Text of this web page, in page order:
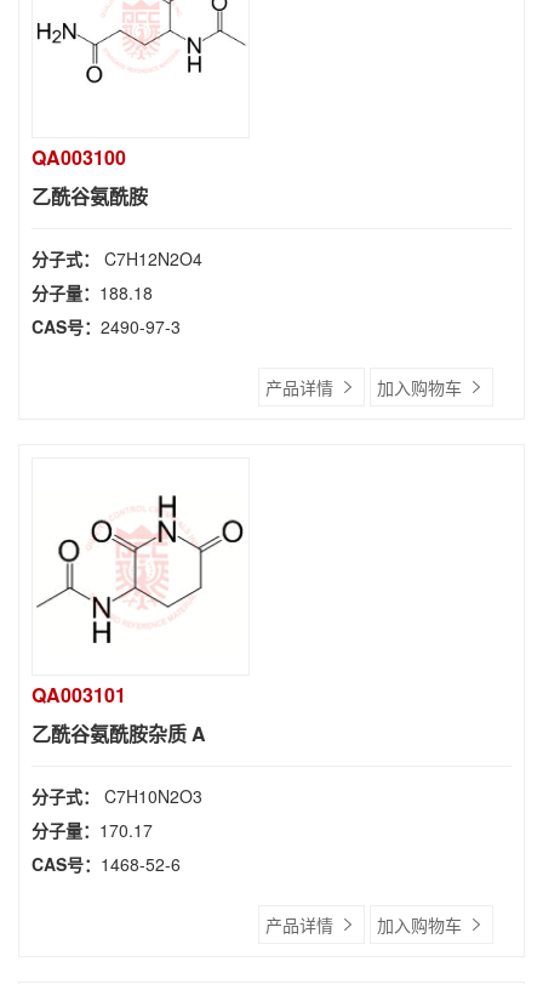
QA003100
乙酰谷氨酰胺
分子式： C7H12N2O4
分子量： 188.18
CAS号： 2490-97-3
产品详情 加入购物车
QA003101
乙酰谷氨酰胺杂质 A
分子式： C7H10N2O3
分子量： 170.17
CAS号： 1468-52-6
产品详情 加入购物车